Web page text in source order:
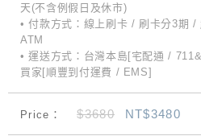
天(不含例假日及休市)
• 付款方式：線上刷卡 / 刷卡分3期 /
ATM
• 運送方式：台灣本島[宅配通 /
買家[順豐到付運費 / EMS]
Price：$3680 NT$3480